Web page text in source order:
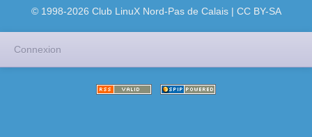
© 1998-2026 Club LinuX Nord-Pas de Calais | CC BY-SA
Connexion